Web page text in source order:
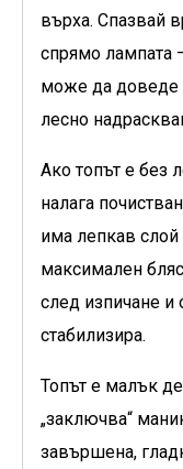
върха. Спазвай
спрямо лампата
може да доведе
лесно
Ако топът е без
налага
има лепкав слой
максимален
след изпичане и
стабилизира.
Топът е малък
„заключва“
завършена,